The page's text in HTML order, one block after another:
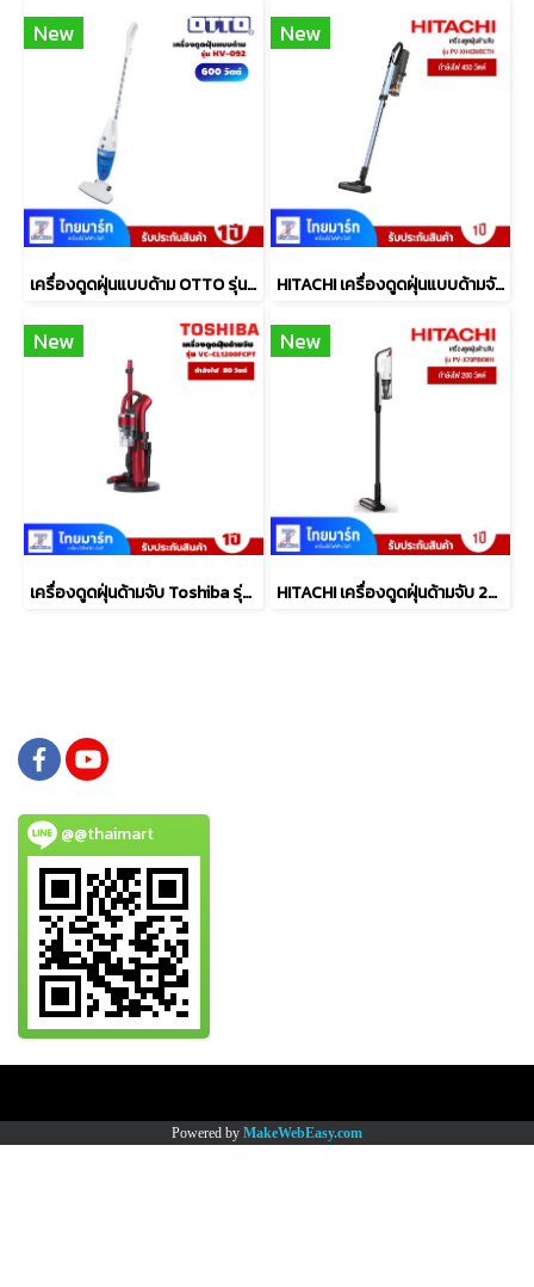
New
เครื่องดูดฝุ่นแบบด้าม OTTO รุ่น HV-092 กำลังไฟ 600 วัตต์
New
HITACHI เครื่องดูดฝุ่นแบบด้ามจับ รุ่น PV-XH4QMBCTH
New
เครื่องดูดฝุ่นด้ามจับ Toshiba รุ่น VC-CL1200FCPT
New
HITACHI เครื่องดูดฝุ่นด้ามจับ 200 วัตต์ รุ่น PV-X70P BKWH
@@thaimart
Powered by MakeWebEasy.com